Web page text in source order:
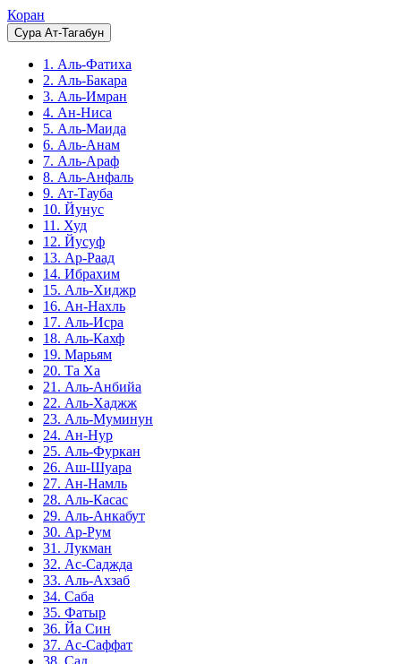
Коран
Сура Ат-Тагабун
1. Аль-Фатиха
2. Аль-Бакара
3. Аль-Имран
4. Ан-Ниса
5. Аль-Маида
6. Аль-Анам
7. Аль-Араф
8. Аль-Анфаль
9. Ат-Тауба
10. Йунус
11. Худ
12. Йусуф
13. Ар-Раад
14. Ибрахим
15. Аль-Хиджр
16. Ан-Нахль
17. Аль-Исра
18. Аль-Кахф
19. Марьям
20. Та Ха
21. Аль-Анбийа
22. Аль-Хаджж
23. Аль-Муминун
24. Ан-Нур
25. Аль-Фуркан
26. Аш-Шуара
27. Ан-Намль
28. Аль-Касас
29. Аль-Анкабут
30. Ар-Рум
31. Лукман
32. Ас-Саджда
33. Аль-Ахзаб
34. Саба
35. Фатыр
36. Йа Син
37. Ас-Саффат
38. Сад